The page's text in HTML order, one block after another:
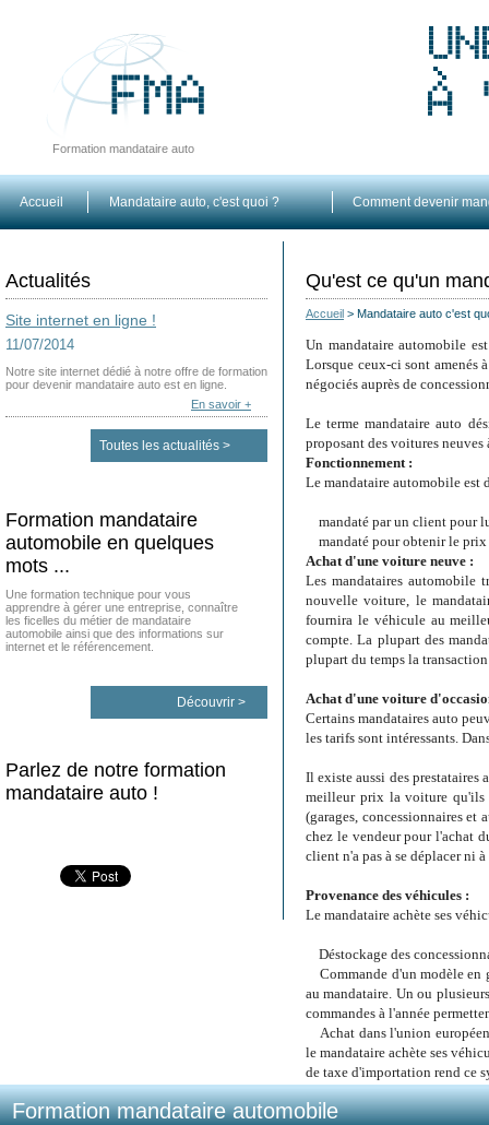
Formation mandataire auto
Accueil Mandataire auto, c'est quoi ? Comment devenir
Actualités
Site internet en ligne !
11/07/2014
Notre site internet dédié à notre offre de formation
pour devenir mandataire auto est en ligne.
En savoir +
Toutes les actualités >
Formation mandataire
automobile en quelques
mots ...
Une formation technique pour vous
apprendre à gérer une entreprise, connaître
les ficelles du métier de mandataire
automobile ainsi que des informations sur
internet et le référencement.
Découvrir >
Parlez de notre formation
mandataire auto !
Qu'est ce qu'un
Accueil > Mandataire auto c'est
Un mandataire automobile
Lorsque ceux-ci sont amenés
négociés auprès de
Le terme mandataire auto
proposant des voitures
Fonctionnement :
Le mandataire automobile est
mandaté par un client pour
mandaté pour obtenir le prix
Achat d'une voiture neuve :
Les mandataires automobile
nouvelle voiture, le
fournira le véhicule au
compte. La plupart des
plupart du temps la
Achat d'une voiture
Certains mandataires auto
les tarifs sont intéressants.
Il existe aussi des
meilleur prix la voiture qu'ils
(garages, concessionnaires et
chez le vendeur pour l'achat
client n'a pas à se déplacer ni
Provenance des véhicules :
Le mandataire achète ses
Déstockage des
Commande d'un modèle en
au mandataire. Un ou
commandes à l'année
Achat dans l'union
le mandataire achète ses
de taxe d'importation rend ce
Formation mandataire automobile